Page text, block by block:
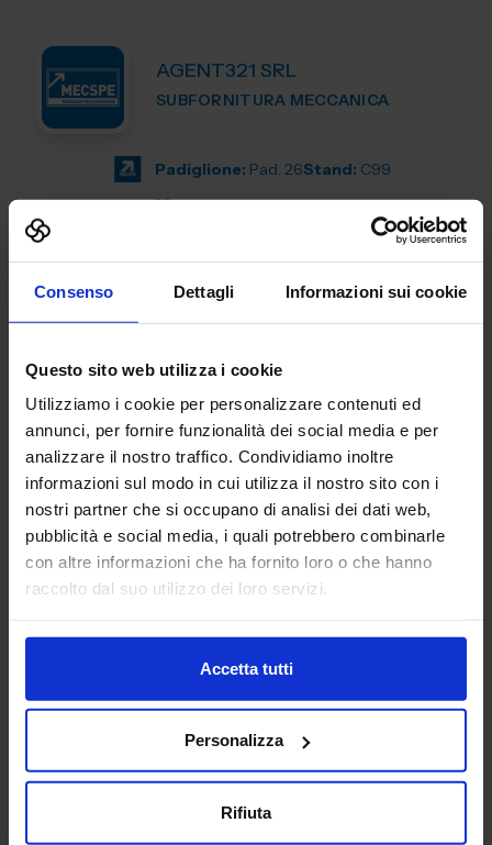
Consenso Dettagli Informazioni sui cookie
Questo sito web utilizza i cookie
Utilizziamo i cookie per personalizzare contenuti ed
annunci, per fornire funzionalità dei social media e per
analizzare il nostro traffico. Condividiamo inoltre
informazioni sul modo in cui utilizza il nostro sito con i
nostri partner che si occupano di analisi dei dati web,
pubblicità e social media, i quali potrebbero combinarle
con altre informazioni che ha fornito loro o che hanno
raccolto dal suo utilizzo dei loro servizi.
Accetta tutti
Personalizza
Rifiuta
AGENT321 SRL
SUBFORNITURA MECCANICA
Padiglione: Pad. 26Stand: C99
AL.EA. SRL
SUBFORNITURA MECCANICA
Dal 2005, AL. EA è un punto di riferimento nell'industria
manifatturiera industriale, offrendo servizi di terze parti
progettati per soddisfare le esigenze delle aziende
moderne. Con una f...
Padiglione: Pad. 26 Stand:B57
ALEX SPA
MATERIALI NON FERROSI E LEGHE